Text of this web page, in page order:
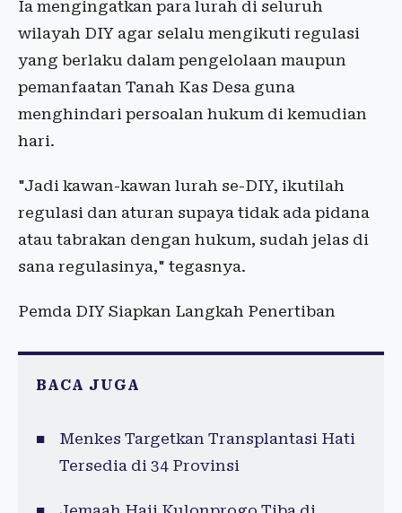
Ia mengingatkan para lurah di seluruh
wilayah DIY agar selalu mengikuti regulasi
yang berlaku dalam pengelolaan maupun
pemanfaatan Tanah Kas Desa guna
menghindari persoalan hukum di kemudian
hari.
"Jadi kawan-kawan lurah se-DIY, ikutilah
regulasi dan aturan supaya tidak ada pidana
atau tabrakan dengan hukum, sudah jelas di
sana regulasinya," tegasnya.
Pemda DIY Siapkan Langkah Penertiban
BACA JUGA
Menkes Targetkan Transplantasi Hati
Tersedia di 34 Provinsi